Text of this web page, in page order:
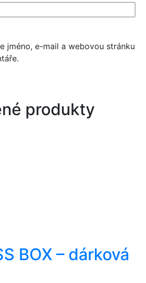
jméno, e-mail a webovou stránku
produkty
BOX – dárková